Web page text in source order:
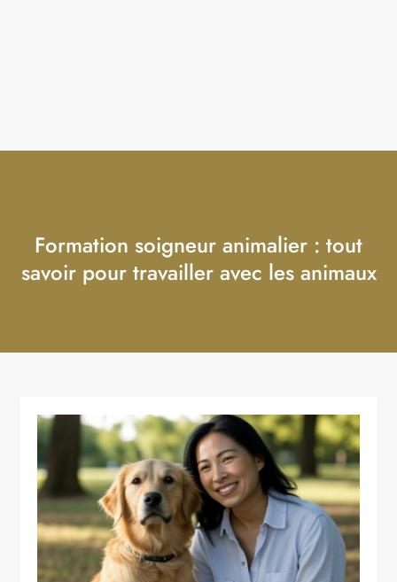
Formation soigneur animalier : tout
savoir pour travailler avec les animaux